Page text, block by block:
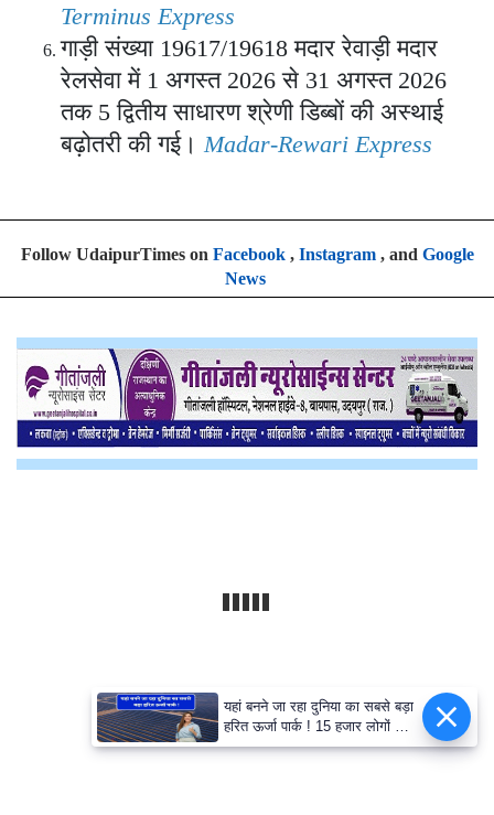
Terminus Express
गाड़ी संख्या 19617/19618 मदार रेवाड़ी मदार
रेलसेवा में 1 अगस्त 2026 से 31 अगस्त 2026
तक 5 द्वितीय साधारण श्रेणी डिब्बों की अस्थाई
बढ़ोतरी की गई।Madar-Rewari Express
Follow UdaipurTimes on Facebook, Instagram, and Google
News
यहां बनने जा रहा दुनिया का सबसे बड़ा
हरित ऊर्जा पार्क ! 15 हजार लोगों को
मिलेगा रोजगार